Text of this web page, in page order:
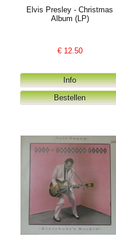
Elvis Presley - Christmas
Album (LP)
€ 12.50